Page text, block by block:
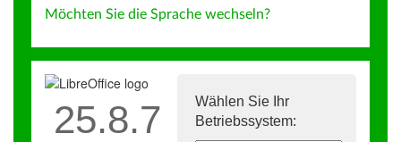
Möchten Sie die Sprache wechseln?
Wählen Sie Ihr
Betriebssystem:
25.8.7